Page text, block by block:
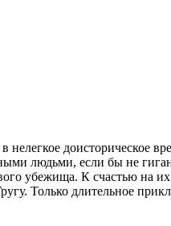
нелегкое доисторическое
людьми, если бы не
убежища. К счастью на
Только длительное